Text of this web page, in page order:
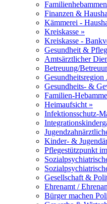
Finanzen &
Kämmerei -
Kreiskasse »
Kreiskasse -
Gesundheit &
Amtsärztlicher
Betreuung/
Gesundheitsregion
Gesundheits- &
Familien-
Heimaufsicht »
Infektionsschutz-
Kinder- &
Pflegestützpunkt
Gesellschaft &
Ehrenamt /
Bürger machen